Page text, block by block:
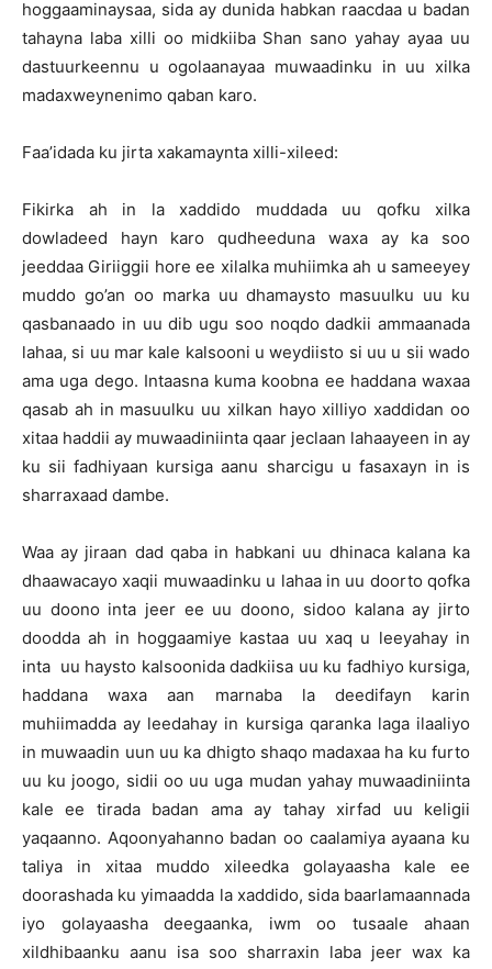
hoggaaminaysaa, sida ay dunida habkan raacdaa u badan
tahayna laba xilli oo midkiiba Shan sano yahay ayaa uu
dastuurkeennu u ogolaanayaa muwaadinku in uu xilka
madaxweynenimo qaban karo.
Faa’idada ku jirta xakamaynta xilli-xileed:
Fikirka ah in la xaddido muddada uu qofku xilka
dowladeed hayn karo qudheeduna waxa ay ka soo
jeeddaa Giriiggii hore ee xilalka muhiimka ah u sameeyey
muddo go’an oo marka uu dhamaysto masuulku uu ku
qasbanaado in uu dib ugu soo noqdo dadkii ammaanada
lahaa, si uu mar kale kalsooni u weydiisto si uu u sii wado
ama uga dego. Intaasna kuma koobna ee haddana waxaa
qasab ah in masuulku uu xilkan hayo xilliyo xaddidan oo
xitaa haddii ay muwaadiniinta qaar jeclaan lahaayeen in ay
ku sii fadhiyaan kursiga aanu sharcigu u fasaxayn in is
sharraxaad dambe.
Waa ay jiraan dad qaba in habkani uu dhinaca kalana ka
dhaawacayo xaqii muwaadinku u lahaa in uu doorto qofka
uu doono inta jeer ee uu doono, sidoo kalana ay jirto
doodda ah in hoggaamiye kastaa uu xaq u leeyahay in
inta uu haysto kalsoonida dadkiisa uu ku fadhiyo kursiga,
haddana waxa aan marnaba la deedifayn karin
muhiimadda ay leedahay in kursiga qaranka laga ilaaliyo
in muwaadin uun uu ka dhigto shaqo madaxaa ha ku furto
uu ku joogo, sidii oo uu uga mudan yahay muwaadiniinta
kale ee tirada badan ama ay tahay xirfad uu keligii
yaqaanno. Aqoonyahanno badan oo caalamiya ayaana ku
taliya in xitaa muddo xileedka golayaasha kale ee
doorashada ku yimaadda la xaddido, sida baarlamaannada
iyo golayaasha deegaanka, iwm oo tusaale ahaan
xildhibaanku aanu isa soo sharraxin laba jeer wax ka